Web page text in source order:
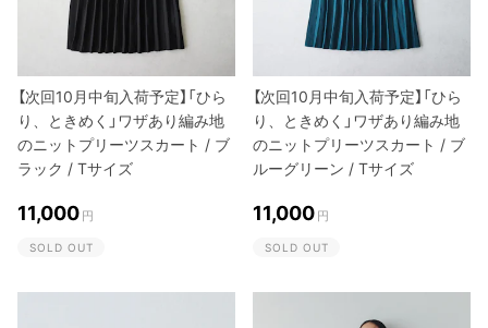
【次回10月中旬入荷予定】「ひら
り、ときめく」ワザあり編み地
のニットプリーツスカート / ブ
ラック / Tサイズ
11,000 円
SOLD OUT
【次回10月中旬入荷予定】「ひら
り、ときめく」ワザあり編み地
のニットプリーツスカート / ブ
ルーグリーン / Tサイズ
11,000 円
SOLD OUT